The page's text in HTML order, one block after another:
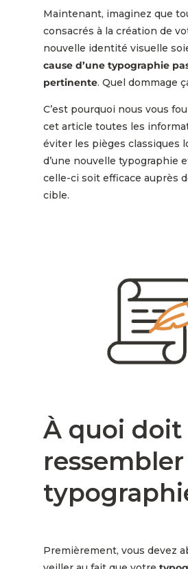
Maintenant, imaginez que
consacrés à la création de
nouvelle identité visuelle
cause d’une typographie
pertinente. Quel dommage
C’est pourquoi nous vous
cet article toutes les
éviter les pièges classiques
d’une nouvelle typographie
celle-ci soit efficace auprès
cible.
À quoi doit
Premièrement, vous devez